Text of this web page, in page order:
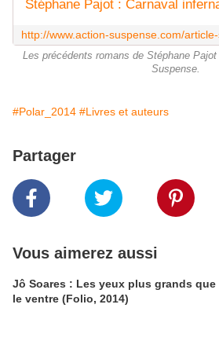
Les précédents romans de Stéphane
Suspense.
#Polar_2014 #Livres et auteurs
Partager
Vous aimerez aussi
Jô Soares : Les yeux plus grands que
le ventre (Folio, 2014)